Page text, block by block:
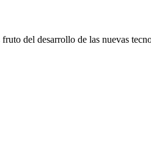
del desarrollo de las nuevas